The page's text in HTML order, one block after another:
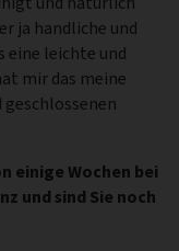
ja handliche und
eine leichte und
mir das meine
geschlossenen
einige Wochen bei
und sind Sie noch